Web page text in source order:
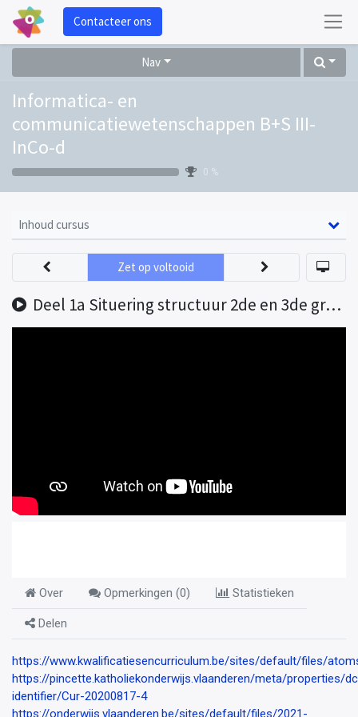
Contacteer ons
Nav
Informatica- en
communicatiewetenschappen B+S III-
InCo-d
0 %
Inhoud cursus
Deel 1a Situering structuur 2de en 3de graad
Zet op voltooid
Over Opmerkingen (0) Statistieken
Delen
https://www.kwalificatiesencurriculum.be/sites/default/files/
https://pincette.katholiekonderwijs.vlaanderen/meta/properties/
identifier/Cur-20200817-4
https://onderwijs.vlaanderen.be/sites/default/files/2021-